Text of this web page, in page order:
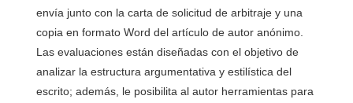
envía junto con la carta de solicitud de arbitraje y una
copia en formato Word del artículo de autor anónimo.
Las evaluaciones están diseñadas con el objetivo de
analizar la estructura argumentativa y estilística del
escrito; además, le posibilita al autor herramientas para